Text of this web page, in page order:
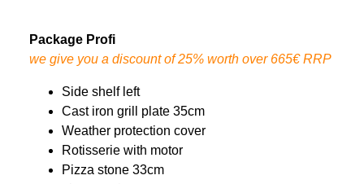
Package Profi
we give you a discount of 25% worth over 665€ RRP
Side shelf left
Cast iron grill plate 35cm
Weather protection cover
Rotisserie with motor
Pizza stone 33cm